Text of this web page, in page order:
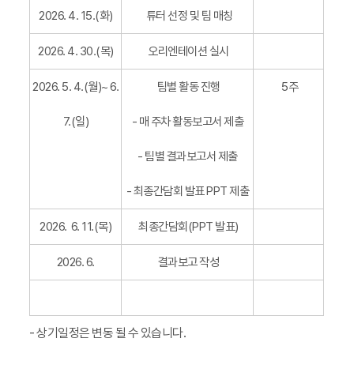
2026. 4. 15.(화) 튜터 선정 및 팀 매칭
2026. 4. 30.(목) 오리엔테이션 실시
2026. 5. 4.(월)~ 6.
7.(일)
팀별 활동 진행
- 매 주차 활동보고서 제출
- 팀별 결과보고서 제출
- 최종간담회 발표 PPT 제출
5주
2026. 6. 11.(목) 최종간담회(PPT 발표)
2026. 6. 결과보고 작성
- 상기일정은 변동 될 수 있습니다.